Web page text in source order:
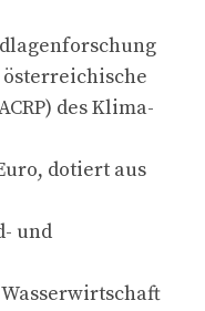
österreichische
des Klima-
dotiert aus
und